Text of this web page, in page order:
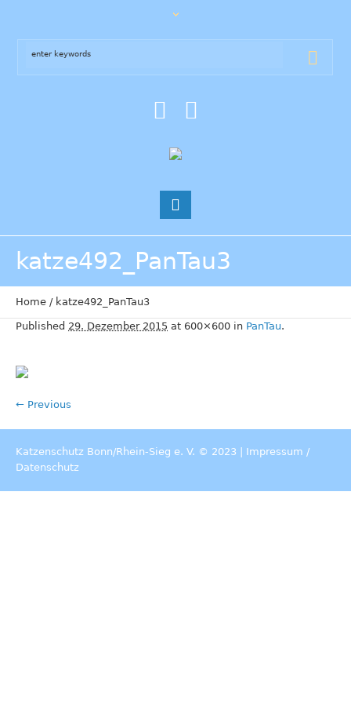
katze492_PanTau3
Home / katze492_PanTau3
Published 29. Dezember 2015 at 600×600 in PanTau.
← Previous
Katzenschutz Bonn/Rhein-Sieg e. V. © 2023 | Impressum /
Datenschutz